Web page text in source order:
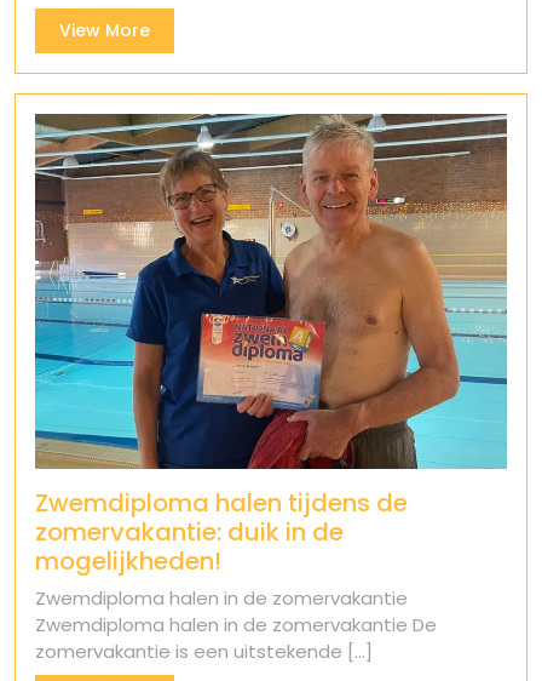
View MoreView
More
Zwemdiploma halen tijdens de
zomervakantie: duik in de
mogelijkheden!
Zwemdiploma halen in de zomervakantie
Zwemdiploma halen in de zomervakantie De
zomervakantie is een uitstekende [...]